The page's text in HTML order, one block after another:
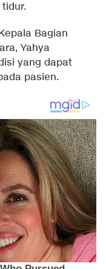
Bagian
Yahya
yang dapat
pasien.